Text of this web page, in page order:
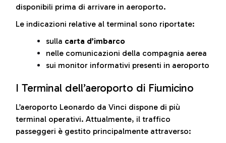
disponibili prima di arrivare in aeroporto.
Le indicazioni relative al terminal sono riportate:
sulla carta d’imbarco
nelle comunicazioni della compagnia aerea
sui monitor informativi presenti in aeroporto
I Terminal dell’aeroporto di Fiumicino
L’aeroporto Leonardo da Vinci dispone di più
terminal operativi. Attualmente, il traffico
passeggeri è gestito principalmente attraverso: